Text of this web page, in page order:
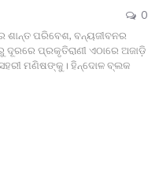
0
ଶାନ୍ତ ପରିବେଶ, ବନ୍ୟଜୀବନର
ଦୂରରେ ପ୍ରକୃତିରାଣୀ ଏଠାରେ ଅଜାଡ଼ି
ମଣିଷଙ୍କୁ। ହିନ୍ଦୋଳ ବ୍ଲକ